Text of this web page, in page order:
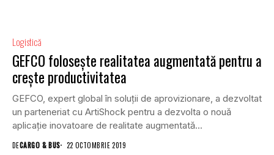
Logistică
GEFCO folosește realitatea augmentată pentru a
crește productivitatea
GEFCO, expert global în soluții de aprovizionare, a dezvoltat
un parteneriat cu ArtiShock pentru a dezvolta o nouă
aplicație inovatoare de realitate augmentată...
DECARGO & BUS 22 OCTOMBRIE 2019